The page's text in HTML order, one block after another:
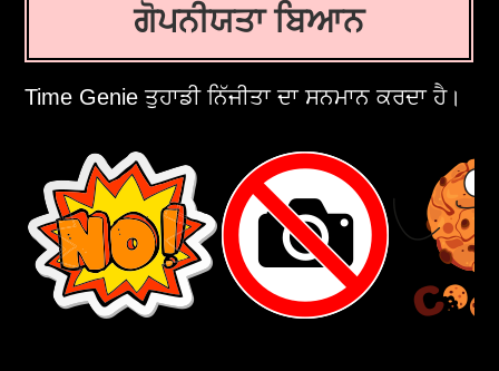
ਗੋਪਨੀਯਤਾ ਬਿਆਨ
Time Genie ਤੁਹਾਡੀ ਨਿੱਜੀਤਾ ਦਾ ਸਨਮਾਨ ਕਰਦਾ ਹੈ।